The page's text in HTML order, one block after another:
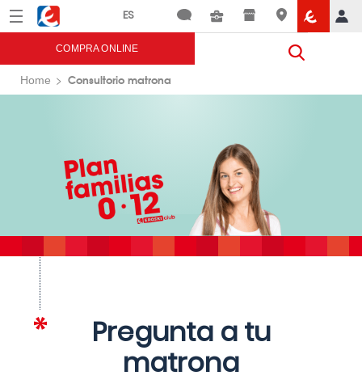
Menú Eroski
COMPRA ONLINE
Home Consultorio matrona
Pregunta a tu
matrona